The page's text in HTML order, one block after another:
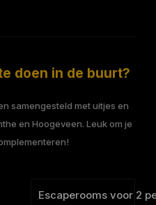
doen in de buurt?
samengesteld met uitjes en
en Hoogeveen. Leuk om je
Escaperooms voor 2